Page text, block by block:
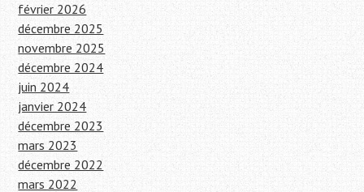
février 2026
décembre 2025
novembre 2025
décembre 2024
juin 2024
janvier 2024
décembre 2023
mars 2023
décembre 2022
mars 2022